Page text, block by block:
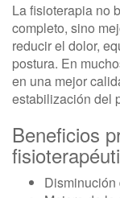
La fisioterapia no
completo, sino
reducir el dolor,
postura. En
en una mejor
estabilización del
Beneficios
Disminución